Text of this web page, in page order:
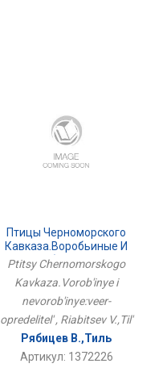
Птицы Черноморского
Кавказа.Воробьиные И
Неворобьиные:веер-
Определитель
Ptitsy Chernomorskogo
Kavkaza.Vorob'inye i
nevorob'inye:veer-
opredelitel' , Riabitsev V.,Til'
Рябицев В.,Тиль
Артикул: 1372226